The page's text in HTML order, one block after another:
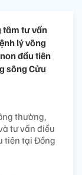
tâm tư vấn
lý võng
đầu tiên
sông Cửu
thường,
tư vấn điều
tiên tại Đồng